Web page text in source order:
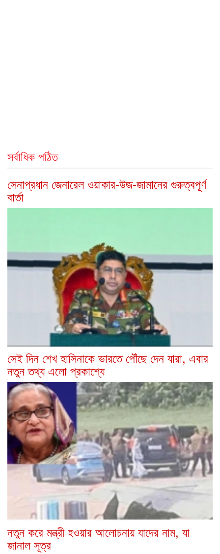
সর্বাধিক পঠিত
সেনাপ্রধান জেনারেল ওয়াকার-উজ-জামানের গুরুত্বপূর্ণ
বার্তা
সেই দিন শেখ হাসিনাকে ভারতে পৌঁছে দেন যারা, এবার
নতুন তথ্য এলো প্রকাশ্যে
নতুন করে মন্ত্রী হওয়ার আলোচনায় যাদের নাম, যা
জানাল সূত্র